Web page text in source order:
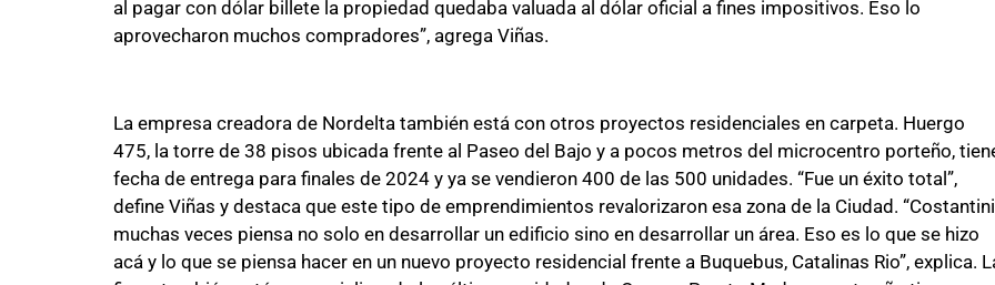
al pagar con dólar billete la propiedad quedaba valuada al dólar oficial a fines impositivos. Eso lo
aprovecharon muchos compradores”, agrega Viñas.
La empresa creadora de Nordelta también está con otros proyectos residenciales en carpeta. Huergo
475, la torre de 38 pisos ubicada frente al Paseo del Bajo y a pocos metros del microcentro porteño,
fecha de entrega para finales de 2024 y ya se vendieron 400 de las 500 unidades. “Fue un éxito total”,
define Viñas y destaca que este tipo de emprendimientos revalorizaron esa zona de la Ciudad. “Costantini
muchas veces piensa no solo en desarrollar un edificio sino en desarrollar un área. Eso es lo que se hizo
acá y lo que se piensa hacer en un nuevo proyecto residencial frente a Buquebus, Catalinas Rio”, explica.